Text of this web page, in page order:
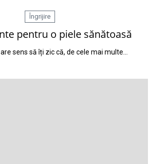
Îngrijire
pentru o piele sănătoasă
sens să îți zic că, de cele mai multe…